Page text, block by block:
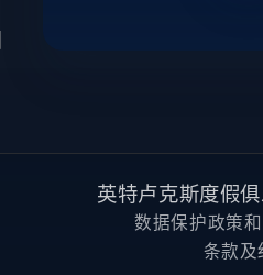
英特卢克斯度假
数据保护政策
条款及